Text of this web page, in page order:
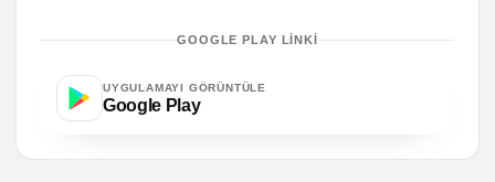
GOOGLE PLAY LINKI
UYGULAMAYI GÖRÜNTÜLE
Google Play